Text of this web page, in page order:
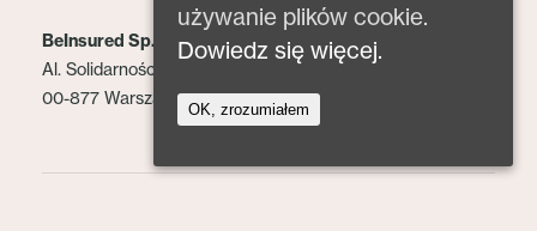
BeInsured Sp. z o.o.
Al. Solidarności 153 lok. 2
00-877 Warszawa
używanie plików cookie.
Dowiedz się więcej.
OK, zrozumiałem